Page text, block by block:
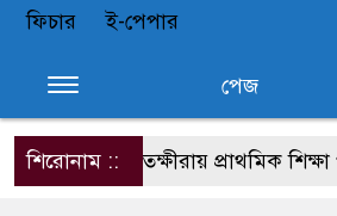
ফিচার ই-পেপার
পেজ
শিরোনাম ::সাতক্ষীরায় প্রাথমিক শিক্ষা